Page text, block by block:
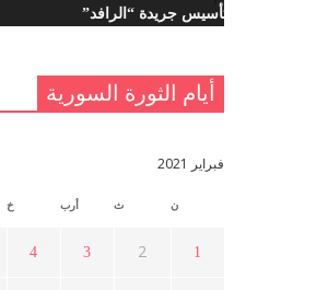
تأسيس جريدة “الرافد”
القدس والربيع العربي في ندوة لحزب
أسبوع ثقافي في ذكرى الاستقلال
أيام الثورة السورية
فبراير 2021
ن ث أرب خ
1
2
3
4